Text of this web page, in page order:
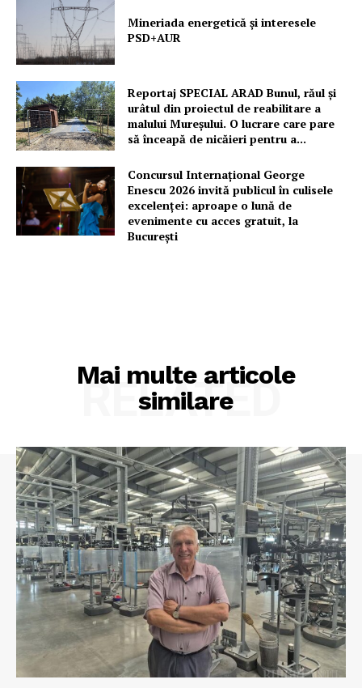
Un proiect
FREEDOM HOUSE ROMÂNIA
Proiecte editoriale
Mineriada energetică și interesele
PSD+AUR
Reportaj SPECIAL ARAD Bunul, răul și
urâtul din proiectul de reabilitare a
malului Mureșului. O lucrare care pare
să înceapă de nicăieri pentru a...
Concursul Internațional George
Enescu 2026 invită publicul în culisele
excelenței: aproape o lună de
evenimente cu acces gratuit, la
București
Mai multe articole
similare
RELATED